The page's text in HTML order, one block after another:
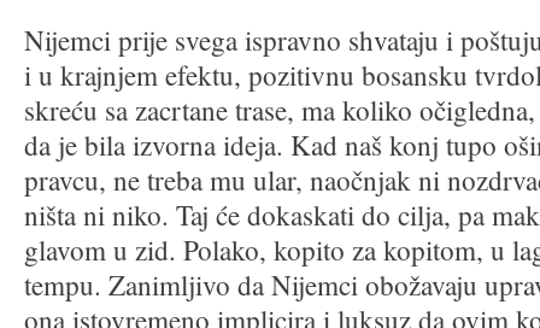
Nijemci prije svega ispravno shvataju i
i u krajnjem efektu, pozitivnu bosansku
skreću sa zacrtane trase, ma koliko
da je bila izvorna ideja. Kad naš konj tupo
pravcu, ne treba mu ular, naočnjak ni
ništa ni niko. Taj će dokaskati do cilja, pa
glavom u zid. Polako, kopito za kopitom, u
tempu. Zanimljivo da Nijemci obožavaju
ona istovremeno implicira i luksuz da ovim